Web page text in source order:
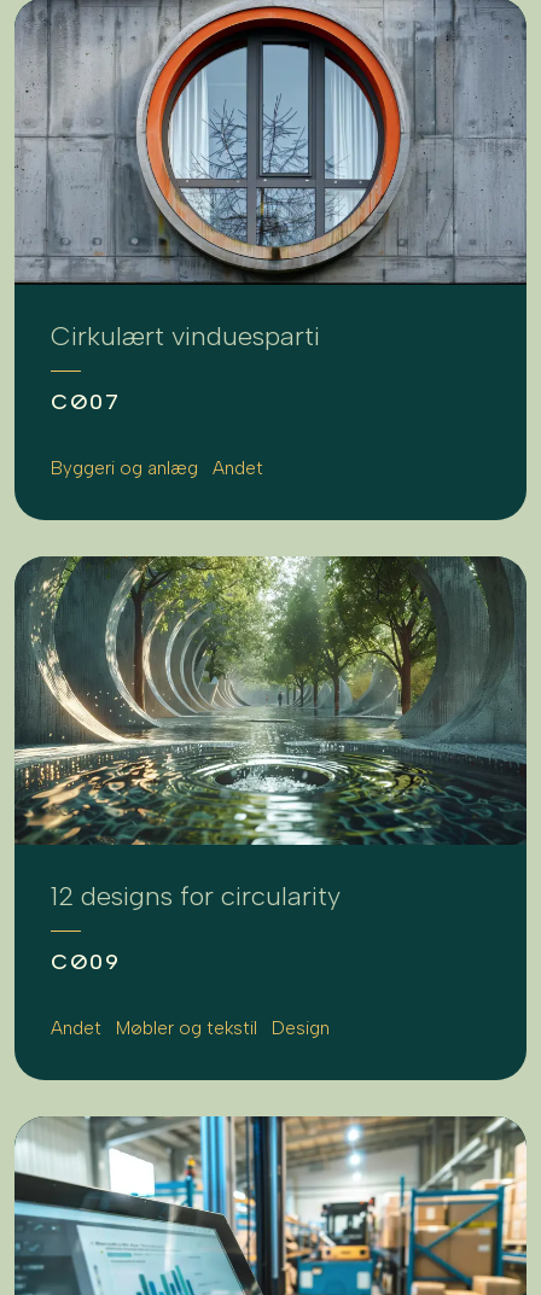
Cirkulært vinduesparti
CØ07
Byggeri og anlæg Andet
12 designs for circularity
CØ09
Andet Møbler og tekstil Design